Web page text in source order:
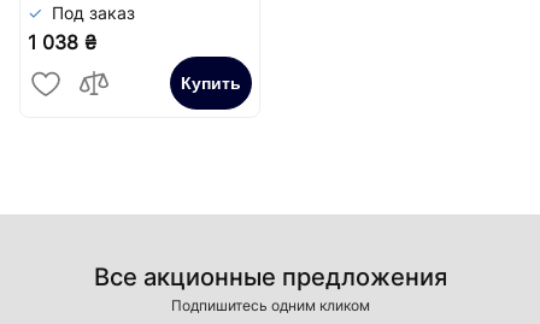
Под заказ
1 038 ₴
Купить
Все акционные предложения
Подпишитесь одним кликом